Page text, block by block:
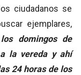
ciudadanos se
ejemplares,
domingos de
la vereda y ahí
24 horas de los